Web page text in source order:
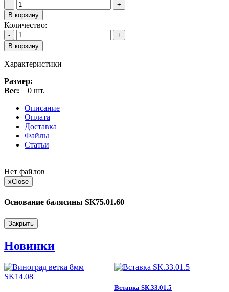
-
+
В корзину
Количество:
-
+
В корзину
Характеристики
Размер:
Вес:
0 шт.
Описание
Оплата
Доставка
Файлы
Статьи
Нет файлов
xClose
Основание балясины SK75.01.60
Закрыть
Новинки
Вставка SК.33.01.5